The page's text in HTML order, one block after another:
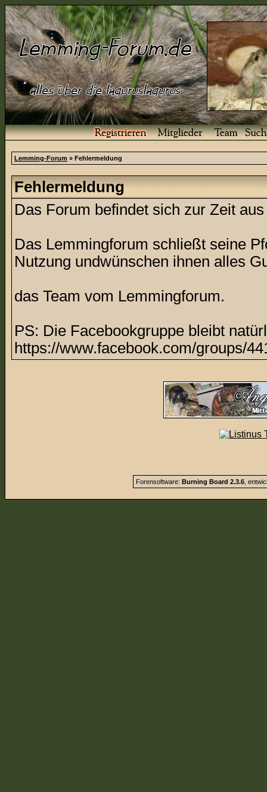
Lemming-Forum » Fehlermeldung
Fehlermeldung
Das Forum befindet sich zur Zeit
Das Lemmingforum schließt seine
Nutzung undwünschen ihnen alles
das Team vom Lemmingforum.
PS: Die Facebookgruppe bleibt
https://www.facebook.com/groups/
Forensoftware: Burning Board 2.3.6,